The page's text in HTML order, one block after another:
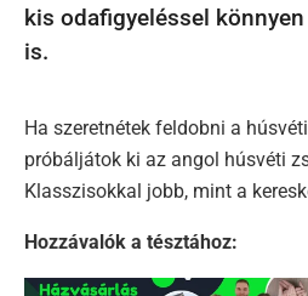
kis odafigyeléssel
is.
Ha szeretnétek feldobni a
próbáljátok ki az angol húsvéti
Klasszisokkal jobb, mint a
Hozzávalók a tésztához: